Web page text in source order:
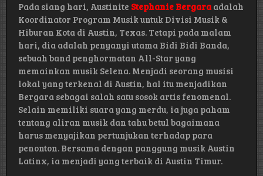
Pada siang hari, Austinite Stephanie Bergaraadalah
Koordinator Program Musik untuk Divisi Musik &
Hiburan Kota di Austin, Texas. Tetapi pada malam
hari, dia adalah penyanyi utama Bidi Bidi Banda,
sebuah band penghormatan All-Star yang
memainkan musik Selena. Menjadi seorang musisi
lokal yang terkenal di Austin, hal itu menjadikan
Bergara sebagai salah satu sosok artis fenomenal.
Selain memiliki suara yang merdu, ia juga paham
tentang aliran musik dan tahu betul bagaimana
harus menyajikan pertunjukan terhadap para
penonton. Bersama dengan panggung musik Austin
Latinx, ia menjadi yang terbaik di Austin Timur.